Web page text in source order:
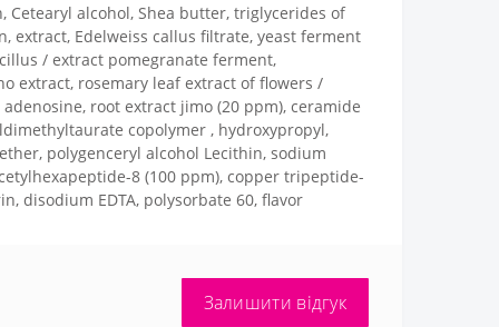
alcohol, Shea butter, triglycerides of
extract, Edelweiss callus filtrate, yeast ferment
/ extract pomegranate ferment,
extract, rosemary leaf extract of flowers /
root extract jimo (20 ppm), ceramide
copolymer , hydroxypropyl,
polygenceryl alcohol Lecithin, sodium
8 (100 ppm), copper tripeptide-
disodium EDTA, polysorbate 60, flavor
Залишити відгук